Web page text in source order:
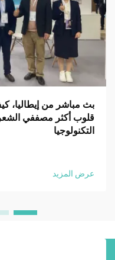
قلوب أكثر مصففي الشعر
التكنولوجيا
عرض المزيد